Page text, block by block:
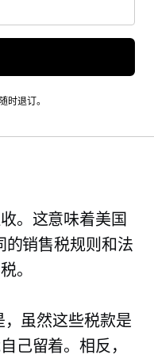
时退订。
。这意味着美国
的销售税规则和法
。
，虽然这些税款是
己留着。相反，